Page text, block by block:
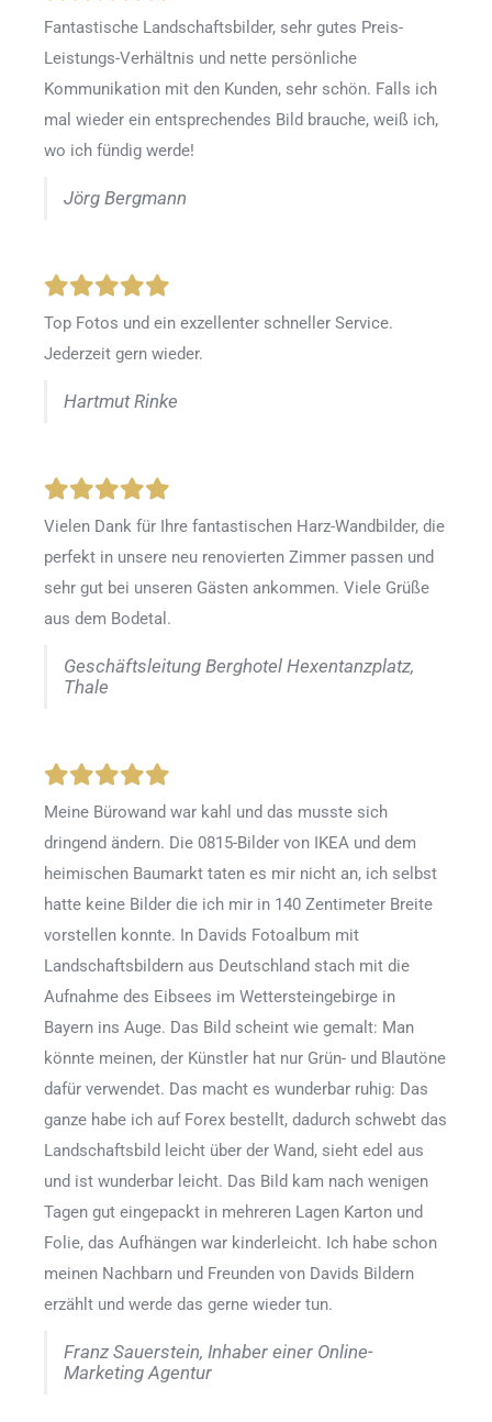
Fantastische Landschaftsbilder, sehr gutes Preis-
Leistungs-Verhältnis und nette persönliche
Kommunikation mit den Kunden, sehr schön. Falls ich
mal wieder ein entsprechendes Bild brauche, weiß ich,
wo ich fündig werde!
Jörg Bergmann
Top Fotos und ein exzellenter schneller Service.
Jederzeit gern wieder.
Hartmut Rinke
Vielen Dank für Ihre fantastischen Harz-Wandbilder, die
perfekt in unsere neu renovierten Zimmer passen und
sehr gut bei unseren Gästen ankommen. Viele Grüße
aus dem Bodetal.
Geschäftsleitung Berghotel Hexentanzplatz,
Thale
Meine Bürowand war kahl und das musste sich
dringend ändern. Die 0815-Bilder von IKEA und dem
heimischen Baumarkt taten es mir nicht an, ich selbst
hatte keine Bilder die ich mir in 140 Zentimeter Breite
vorstellen konnte. In Davids Fotoalbum mit
Landschaftsbildern aus Deutschland stach mit die
Aufnahme des Eibsees im Wettersteingebirge in
Bayern ins Auge. Das Bild scheint wie gemalt: Man
könnte meinen, der Künstler hat nur Grün- und Blautöne
dafür verwendet. Das macht es wunderbar ruhig: Das
ganze habe ich auf Forex bestellt, dadurch schwebt das
Landschaftsbild leicht über der Wand, sieht edel aus
und ist wunderbar leicht. Das Bild kam nach wenigen
Tagen gut eingepackt in mehreren Lagen Karton und
Folie, das Aufhängen war kinderleicht. Ich habe schon
meinen Nachbarn und Freunden von Davids Bildern
erzählt und werde das gerne wieder tun.
Franz Sauerstein, Inhaber einer Online-
Marketing Agentur